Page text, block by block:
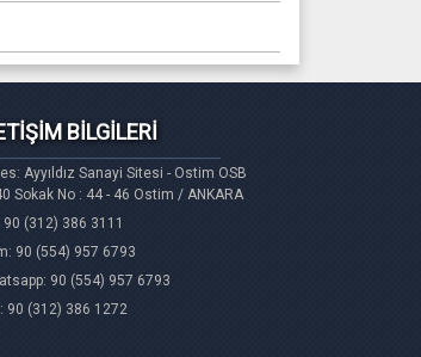
BİLGİLERİ
Ayyıldız Sanayi Sitesi - Ostim OSB
Sokak No : 44 - 46 Ostim / ANKARA
90 (312) 386 3111
90 (554) 957 6793
90 (554) 957 6793
90 (312) 386 1272